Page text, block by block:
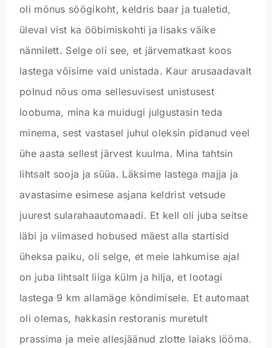
oli mõnus söögikoht, keldris baar ja tualetid,
üleval vist ka ööbimiskohti ja lisaks väike
nännilett. Selge oli see, et järvematkast koos
lastega võisime vaid unistada. Kaur arusaadavalt
polnud nõus oma sellesuvisest unistusest
loobuma, mina ka muidugi julgustasin teda
minema, sest vastasel juhul oleksin pidanud veel
ühe aasta sellest järvest kuulma. Mina tahtsin
lihtsalt sooja ja süüa. Läksime lastega majja ja
avastasime esimese asjana keldrist vetsude
juurest sularahaautomaadi. Et kell oli juba seitse
läbi ja viimased hobused mäest alla startisid
üheksa paiku, oli selge, et meie lahkumise ajal
on juba lihtsalt liiga külm ja hilja, et lootagi
lastega 9 km allamäge kõndimisele. Et automaat
oli olemas, hakkasin restoranis muretult
prassima ja meie allesjäänud zlotte laiaks lööma.